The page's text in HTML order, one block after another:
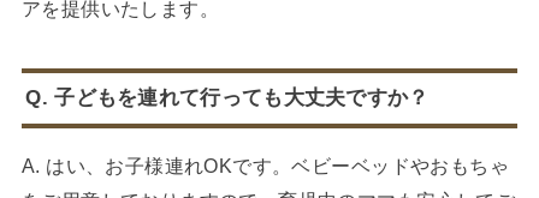
アを提供いたします。
Q. 子どもを連れて行っても大丈夫ですか？
A. はい、お子様連れOKです。ベビーベッドやおもちゃ